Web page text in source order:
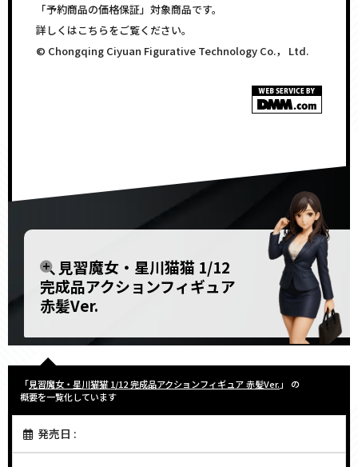
「予約商品の価格保証」対象商品です。
詳しくはこちらをご覧ください。
© Chongqing Ciyuan Figurative Technology Co.， Ltd.
見習魔女・星川猫猫 1/12
完成品アクションフィギュア
赤髪Ver.
「見習魔女・星川猫猫 1/12 完成品アクションフィギュア 赤髪Ver. 」 の
概要を一覧化しています
発売日 :